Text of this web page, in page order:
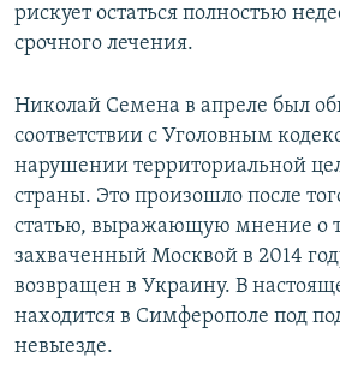
рискует остаться полностью
срочного лечения.
Николай Семена в апреле был
соответствии с Уголовным
нарушении территориальной
страны. Это произошло после
статью, выражающую мнение о
захваченный Москвой в 2014
возвращен в Украину. В
находится в Симферополе под
невыезде.